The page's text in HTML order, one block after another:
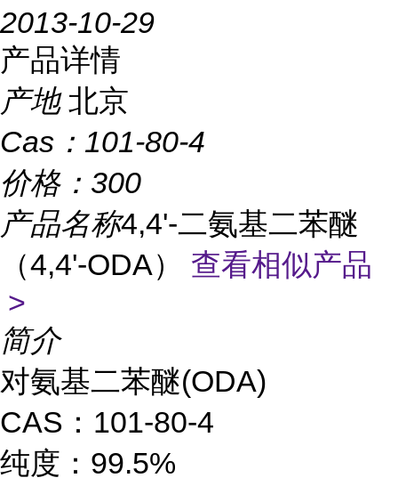
2013-10-29
产品详情
产地 北京
Cas： 101-80-4
价格： 300
产品名称4,4'-二氨基二苯醚
（4,4'-ODA） 查看相似产品
>
简介
对氨基二苯醚(ODA)
CAS：101-80-4
纯度：99.5%